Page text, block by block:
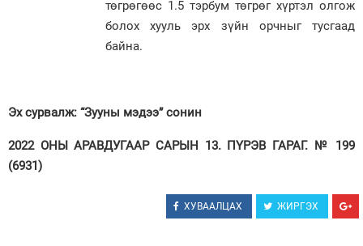
төгрөгөөс 1.5 тэрбум төгрөг хүртэл олгож
болох хууль эрх зүйн орчныг тусгаад
байна.
Эх сурвалж: “Зууны мэдээ” сонин
2022 ОНЫ АРАВДУГААР САРЫН 13. ПҮРЭВ ГАРАГ. № 199
(6931)
ХУВААЛЦАХ ЖИРГЭХ